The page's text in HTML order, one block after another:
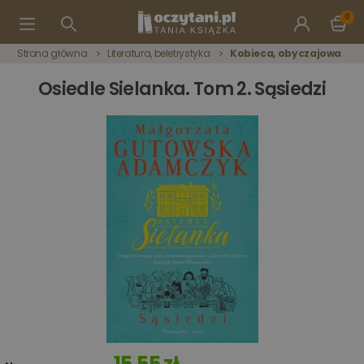
0
Strona główna Literatura, beletrystyka Kobieca, obyczajowa
Osiedle Sielanka. Tom 2. Sąsiedzi